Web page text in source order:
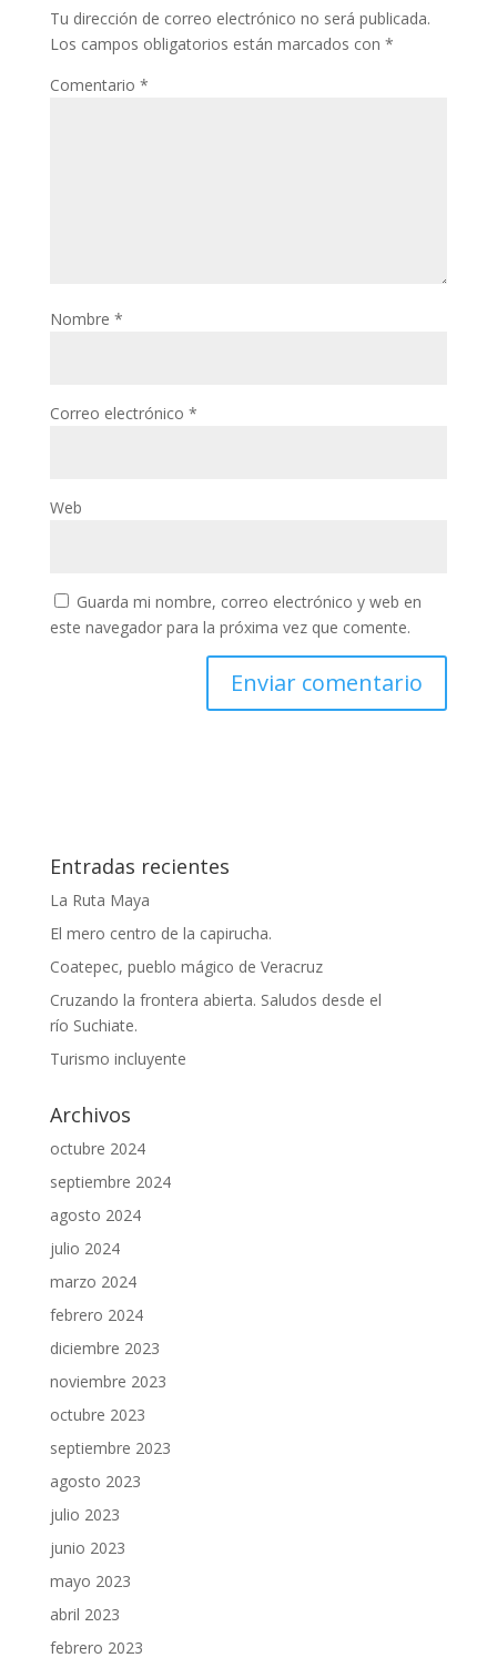
Tu dirección de correo electrónico no será publicada.
Los campos obligatorios están marcados con *
Comentario *
Nombre *
Correo electrónico *
Web
Guarda mi nombre, correo electrónico y web en
este navegador para la próxima vez que comente.
Entradas recientes
La Ruta Maya
El mero centro de la capirucha.
Coatepec, pueblo mágico de Veracruz
Cruzando la frontera abierta. Saludos desde el
río Suchiate.
Turismo incluyente
Archivos
octubre 2024
septiembre 2024
agosto 2024
julio 2024
marzo 2024
febrero 2024
diciembre 2023
noviembre 2023
octubre 2023
septiembre 2023
agosto 2023
julio 2023
junio 2023
mayo 2023
abril 2023
febrero 2023